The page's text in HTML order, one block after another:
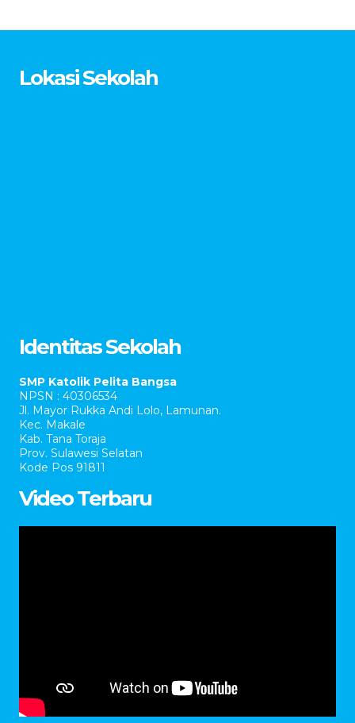
Lokasi Sekolah
Identitas Sekolah
SMP Katolik Pelita Bangsa
NPSN : 40306534
Jl. Mayor Rukka Andi Lolo, Lamunan.
Kec. Makale
Kab. Tana Toraja
Prov. Sulawesi Selatan
Kode Pos 91811
Video Terbaru